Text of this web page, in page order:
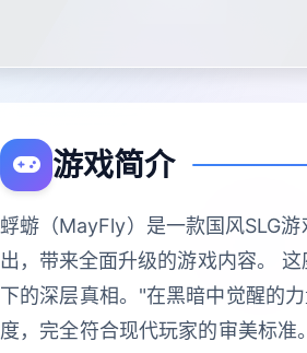
游戏简介
蜉蝣（MayFly）是一款国风SLG
出，带来全面升级的游戏内容。
下的深层真相。"在黑暗中觉醒的
度，完全符合现代玩家的审美标